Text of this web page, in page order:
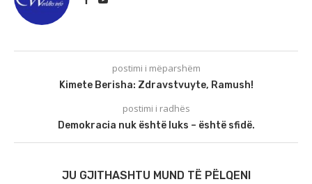
postimi i mëparshëm
Kimete Berisha: Zdravstvuyte, Ramush!
postimi i radhës
Demokracia nuk është luks – është sfidë.
JU GJITHASHTU MUND TË PËLQENI